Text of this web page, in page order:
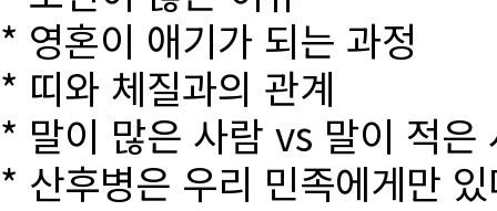
* 영혼이 애기가 되는 과정
* 띠와 체질과의 관계
* 말이 많은 사람 vs 말이 적은
* 산후병은 우리 민족에게만